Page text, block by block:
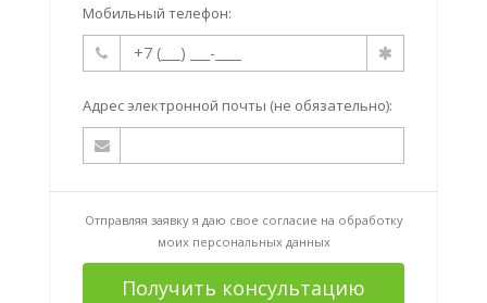
Мобильный телефон:
Адрес электронной почты (не обязательно):
Отправляя заявку я даю свое согласие на обработку
моих персональных данных
Получить консультацию